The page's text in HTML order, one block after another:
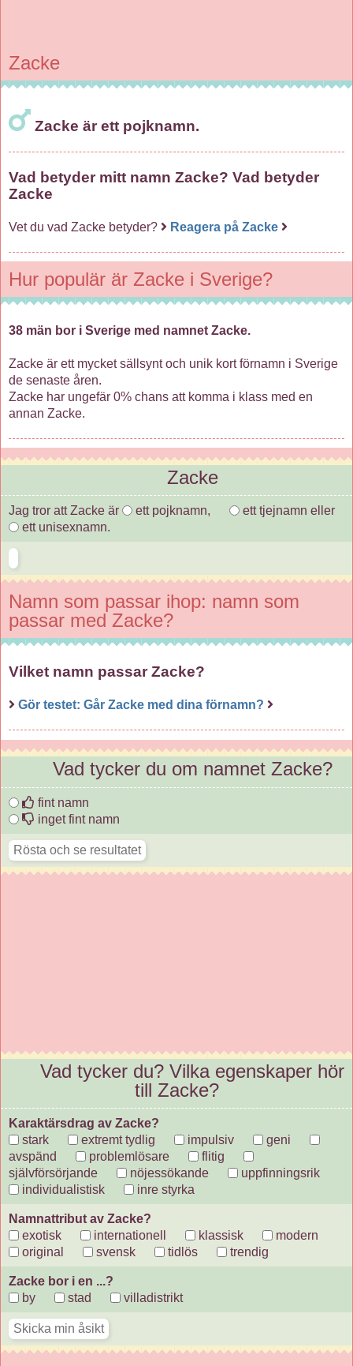
Zacke
Zacke är ett pojknamn.
Vad betyder mitt namn Zacke? Vad betyder
Zacke
Vet du vad Zacke betyder? Reagera på Zacke
Hur populär är Zacke i Sverige?
38 män bor i Sverige med namnet Zacke.
Zacke är ett mycket sällsynt och unik kort förnamn i Sverige
de senaste åren.
Zacke har ungefär 0% chans att komma i klass med en
annan Zacke.
Zacke
Jag tror att Zacke är ett pojknamn,
ett tjejnamn eller
ett unisexnamn.
Namn som passar ihop: namn som
passar med Zacke?
Vilket namn passar Zacke?
Gör testet: Går Zacke med dina förnamn?
Vad tycker du om namnet Zacke?
fint namn
inget fint namn
Vad tycker du? Vilka egenskaper hör
till Zacke?
Karaktärsdrag av Zacke?
stark
extremt tydlig impulsiv
geni
avspänd
problemlösare
flitig
självförsörjande
nöjessökande
uppfinningsrik
individualistisk
inre styrka
Namnattribut av Zacke?
exotisk
internationell klassisk
modern
original
svensk tidlös trendig
Zacke bor i en ...?
by
stad villadistrikt